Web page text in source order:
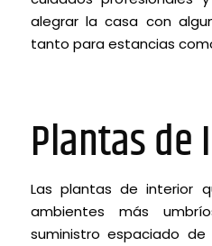
alegrar la casa con
tanto para estancias
Plantas
Las plantas de interior
ambientes más
suministro espaciado